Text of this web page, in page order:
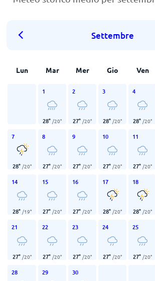
Settembre
Lun Mar Mer Gio Ven
1
28° /20°
2
27° /20°
3
28° /20°
4
28° /20°
7
28° /20°
8
27° /20°
9
27° /20°
10
27° /20°
11
27° /20°
14
28° /19°
15
27° /20°
16
27° /20°
17
28° /20°
18
28° /20°
21
27° /20°
22
27° /20°
23
27° /20°
24
27° /20°
25
27° /20°
28 29 30